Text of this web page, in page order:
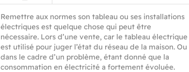
Remettre aux normes son tableau ou ses installations
électriques est quelque chose qui peut être
nécessaire. Lors d’une vente, car le tableau électrique
est utilisé pour juger l’état du réseau de la maison. Ou
dans le cadre d’un problème, étant donné que la
consommation en électricité a fortement évoluée.